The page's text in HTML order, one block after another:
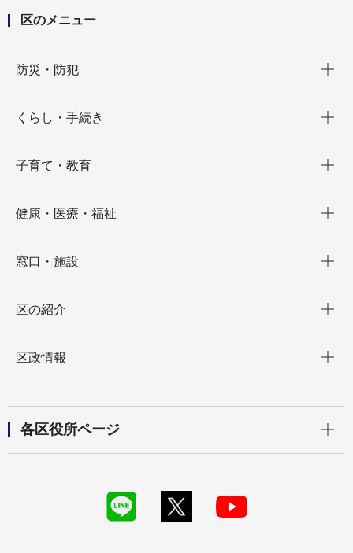
区のメニュー
防災・防犯
くらし・手続き
子育て・教育
健康・医療・福祉
窓口・施設
区の紹介
区政情報
各区役所ページ